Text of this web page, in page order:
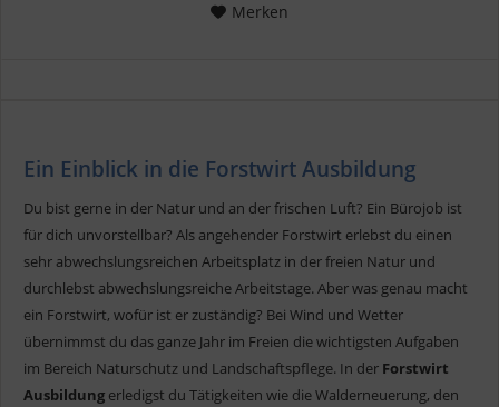
Merken
Ein Einblick in die Forstwirt Ausbildung
Du bist gerne in der Natur und an der frischen Luft? Ein Bürojob ist
für dich unvorstellbar? Als angehender Forstwirt erlebst du einen
sehr abwechslungsreichen Arbeitsplatz in der freien Natur und
durchlebst abwechslungsreiche Arbeitstage. Aber was genau macht
ein Forstwirt, wofür ist er zuständig? Bei Wind und Wetter
übernimmst du das ganze Jahr im Freien die wichtigsten Aufgaben
im Bereich Naturschutz und Landschaftspflege. In der Forstwirt
Ausbildung erledigst du Tätigkeiten wie die Walderneuerung, den